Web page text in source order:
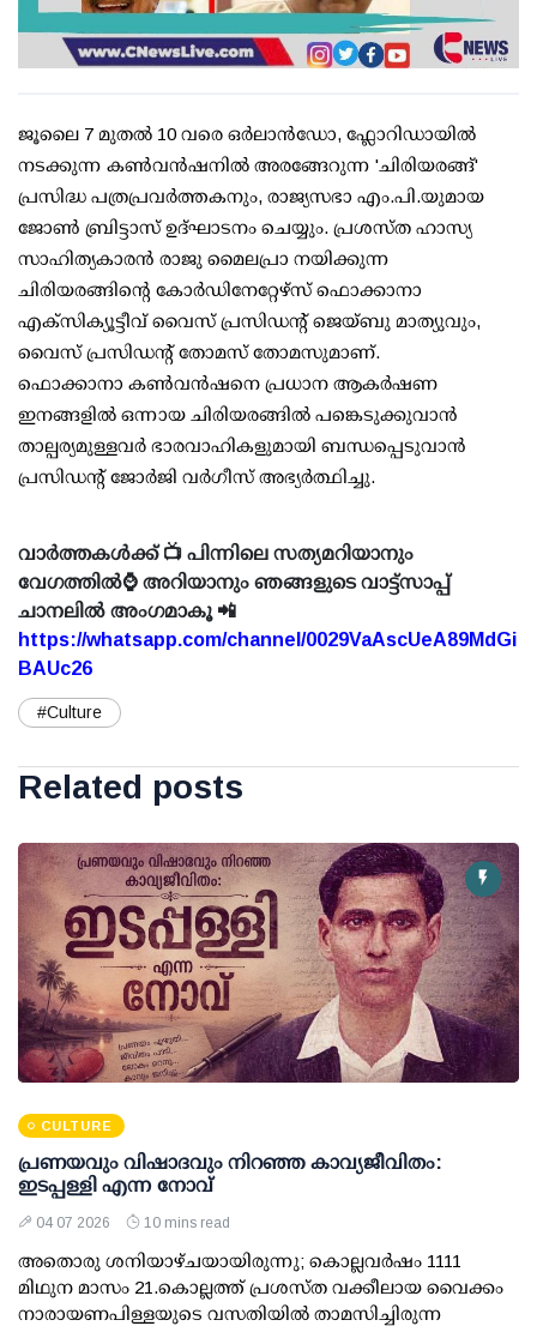
ജൂലൈ 7 മുതൽ 10 വരെ ഒർലാൻഡോ, ഫ്ലോറിഡായിൽ
നടക്കുന്ന കൺവൻഷനിൽ അരങ്ങേറുന്ന 'ചിരിയരങ്ങ്'
പ്രസിദ്ധ പത്രപ്രവർത്തകനും, രാജ്യസഭാ എം.പി.യുമായ
ജോൺ ബ്രിട്ടാസ് ഉദ്ഘാടനം ചെയ്യും. പ്രശസ്ത ഹാസ്യ
സാഹിത്യകാരൻ രാജു മൈലപ്രാ നയിക്കുന്ന
ചിരിയരങ്ങിന്റെ കോർഡിനേറ്റേഴ്‌സ് ഫൊക്കാനാ
എക്സിക്യൂട്ടീവ് വൈസ് പ്രസിഡന്റ് ജെയ്‌ബു മാത്യുവും,
വൈസ് പ്രസിഡന്റ് തോമസ് തോമസുമാണ്.
ഫൊക്കാനാ കൺവൻഷനെ പ്രധാന ആകർഷണ
ഇനങ്ങളിൽ ഒന്നായ ചിരിയരങ്ങിൽ പങ്കെടുക്കുവാൻ
താല്പര്യമുള്ളവർ ഭാരവാഹികളുമായി ബന്ധപ്പെടുവാൻ
പ്രസിഡന്റ് ജോർജി വർഗീസ് അഭ്യർത്ഥിച്ചു.
വാർത്തകൾക്ക് 📺 പിന്നിലെ സത്യമറിയാനും
വേഗത്തിൽ⌚ അറിയാനും ഞങ്ങളുടെ വാട്ട്സാപ്പ്
ചാനലിൽ അംഗമാകൂ 📲
https://whatsapp.com/channel/0029VaAscUeA89MdGi
BAUc26
#Culture
Related posts
CULTURE
പ്രണയവും വിഷാദവും നിറഞ്ഞ കാവ്യജീവിതം:
ഇടപ്പള്ളി എന്ന നോവ്
04 07 2026 10 mins read
അതൊരു ശനിയാഴ്ചയായിരുന്നു; കൊല്ലവര്‍ഷം 1111
മിഥുന മാസം 21.കൊല്ലത്ത് പ്രശസ്ത വക്കീലായ വൈക്കം
നാരായണപിള്ളയുടെ വസതിയില്‍ താമസിച്ചിരുന്ന